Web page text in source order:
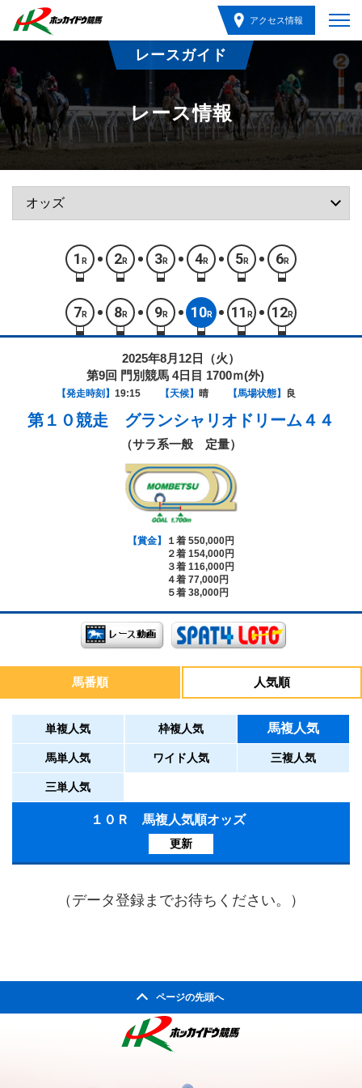
アクセス情報
レースガイド
レース情報
1 R 2R 3R 4R 5R 6R
7 R 8R 9R 10R 11 R 12R
2025年8月12日（火）
第9回 門別競馬 4日目 1700ｍ(外)
【発走時刻】 19:15 【天候】 晴 【馬場状態】 良
第１０競走 グランシャリオドリーム４４
（サラ系一般 定量）
【賞金】
１着 550,000円
２着 154,000円
３着 116,000円
４着 77,000円
５着 38,000円
馬番順 人気順
単複人気 枠複人気 馬複人気
馬単人気 ワイド人気 三複人気
三単人気
１０Ｒ 馬複人気順オッズ
更新
（データ登録までお待ちください。）
ページの先頭へ